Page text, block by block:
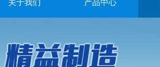
关于我们 产品中心